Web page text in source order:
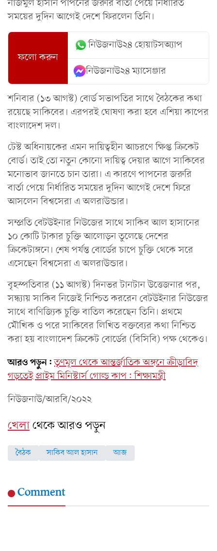
নাজমুল হাসান পাপনের জরুরি বার্তা পেয়ে নির্ধারিত
সময়ের দুদিন আগেই দেশে ফিরলেন তিনি।
ফলো করুন
নিউজনাউ২৪ হোয়াটসঅ্যাপ
নিউজনাউ২৪ ম্যাসেঞ্জার
শনিবার (১৩ আগস্ট) বোর্ড সভাপতির সাথে বৈঠকের কথা
রয়েছে সাকিবের। এরপরই ঘোষণা করা হবে এশিয়া কাপের
বাংলাদেশ দল।
টেস্ট অধিনায়কের এমন দায়িত্বহীন আচরণে ক্ষিপ্ত ক্রিকেট
বোর্ড। তাই তো নতুন কোনো দায়িত্ব দেয়ার আগে সাকিবের
মনোভাব জানতে চান তারা। এ কারণে পাপনের জরুরি
বার্তা পেয়ে নির্ধারিত সময়ের দুদিন আগেই দেশে ফিরে
আসলেন বিশ্বসেরা এ অলরাউন্ডার।
সম্প্রতি বেটউইনার নিউজের সাথে সাকিব আল হাসানের
১০ কোটি টাকার চুক্তি আলোড়ন তুলেছে দেশের
ক্রিকেটাঙ্গনে। শেষ পর্যন্ত বোর্ডের চাপে চুক্তি থেকে সরে
এসেছেন বিশ্বসেরা এ অলরাউন্ডার।
বৃহস্পতিবার (১১ আগস্ট) দিনভর টানটান উত্তেজনার পর,
সন্ধ্যায় সাকিব নিজেই নিশ্চিত কররেন বেটউইনার নিউজের
সাথে বাণিজ্যিক চুক্তি বাতিল করেছেন তিনি। প্রথমে
মৌখিক ও পরে সাকিবের লিখিত বক্তব্যের কথা নিশ্চিত
করা হয় বাংলাদেশ ক্রিকেট বোর্ডের (বিসিবি) পক্ষ থেকেও।
আরও পড়ুন: তৃণমূল থেকে আন্তর্জাতিক অঙ্গনে ক্রীড়াবিদ
গড়তেই প্রাইম মিনিস্টার্স গোল্ড কাপ: শিক্ষামন্ত্রী
নিউজনাউ/আরবি/২০২২
খেলাথেকে আরও পড়ুন
বৈঠক সাকিব আল হাসান আজ
Comment